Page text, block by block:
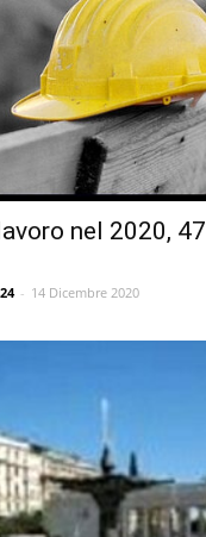
nel 2020,
- 14 Dicembre 2020